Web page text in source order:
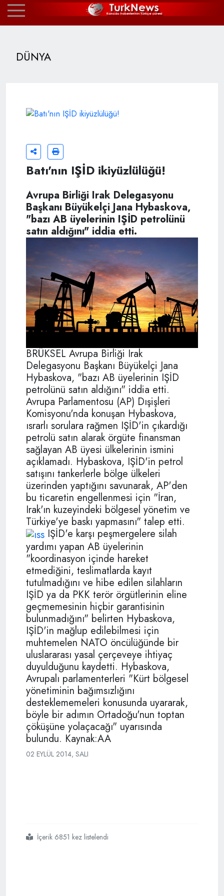
DÜNYA
Batı'nın IŞİD ikiyüzlülüğü!
Avrupa Birliği Irak Delegasyonu
Başkanı Büyükelçi Jana Hybaskova,
"bazı AB üyelerinin IŞİD petrolünü
satın aldığını" iddia etti.
BRÜKSEL Avrupa Birliği Irak
Delegasyonu Başkanı Büyükelçi Jana
Hybaskova, "bazı AB üyelerinin IŞİD
petrolünü satın aldığını" iddia etti.
Avrupa Parlamentosu (AP) Dışişleri
Komisyonu'nda konuşan Hybaskova,
ısrarlı sorulara rağmen IŞİD'in çıkardığı
petrolü satın alarak örgüte finansman
sağlayan AB üyesi ülkelerinin ismini
açıklamadı. Hybaskova, IŞİD'in petrol
satışını tankerlerle bölge ülkeleri
üzerinden yaptığını savunarak, AP'den
bu ticaretin engellenmesi için "İran,
Irak'ın kuzeyindeki bölgesel yönetim ve
Türkiye'ye baskı yapmasını" talep etti.
IŞİD'e karşı peşmergelere silah
yardımı yapan AB üyelerinin
"koordinasyon içinde hareket
etmediğini, teslimatlarda kayıt
tutulmadığını ve hibe edilen silahların
IŞİD ya da PKK terör örgütlerinin eline
geçmemesinin hiçbir garantisinin
bulunmadığını" belirten Hybaskova,
IŞİD'in mağlup edilebilmesi için
muhtemelen NATO öncülüğünde bir
uluslararası yasal çerçeveye ihtiyaç
duyulduğunu kaydetti. Hybaskova,
Avrupalı parlamenterleri "Kürt bölgesel
yönetiminin bağımsızlığını
desteklememeleri konusunda uyararak,
böyle bir adımın Ortadoğu'nun toptan
çöküşüne yolaçacağı" uyarısında
bulundu. Kaynak:AA
02 EYLÜL 2014, SALI
#batının
#ışid
#ikiyüzlülüğü
İçerik 6851 kez listelendi